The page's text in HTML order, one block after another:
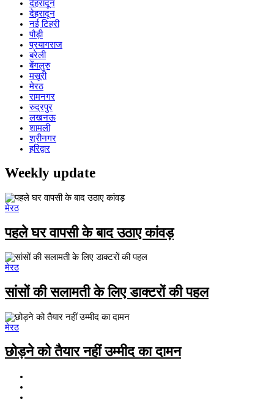
देहरादून
देहरादून
नई टिहरी
पौड़ी
प्रयागराज
बरेली
बेंगलुरु
मसूरी
मेरठ
रामनगर
रुद्रपुर
लखनऊ
शामली
श्रीनगर
हरिद्वार
Weekly update
मेरठ
पहले घर वापसी के बाद उठाए कांवड़
मेरठ
सांसों की सलामती के लिए डाक्टरों की पहल
मेरठ
छोड़ने को तैयार नहीं उम्मीद का दामन